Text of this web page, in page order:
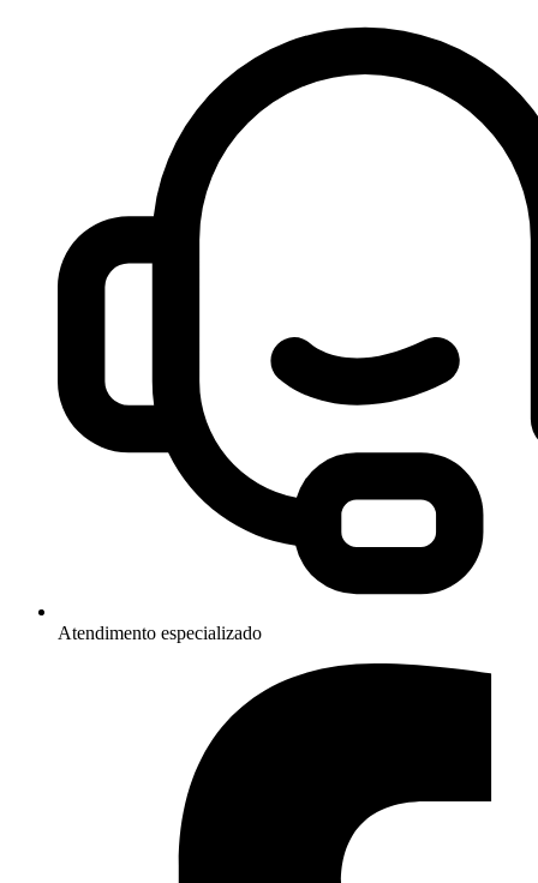
Atendimento especializado